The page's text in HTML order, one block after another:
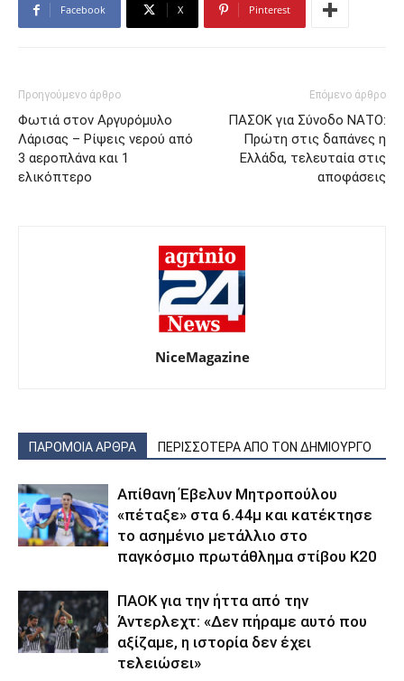
Facebook X Pinterest
Προηγούμενο άρθρο
Φωτιά στον Αργυρόμυλο
Λάρισας – Ρίψεις νερού από
3 αεροπλάνα και 1
ελικόπτερο
Επόμενο άρθρο
ΠΑΣΟΚ για Σύνοδο ΝΑΤΟ:
Πρώτη στις δαπάνες η
Ελλάδα, τελευταία στις
αποφάσεις
NiceMagazine
ΠΑΡΟΜΟΙΑ ΑΡΘΡΑ ΠΕΡΙΣΣΟΤΕΡΑ ΑΠΟ ΤΟΝ ΔΗΜΙΟΥΡΓΟ
Απίθανη Έβελυν Μητροπούλου
«πέταξε» στα 6.44μ και κατέκτησε
το ασημένιο μετάλλιο στο
παγκόσμιο πρωτάθλημα στίβου Κ20
ΠΑΟΚ για την ήττα από την
Άντερλεχτ: «Δεν πήραμε αυτό που
αξίζαμε, η ιστορία δεν έχει
τελειώσει»